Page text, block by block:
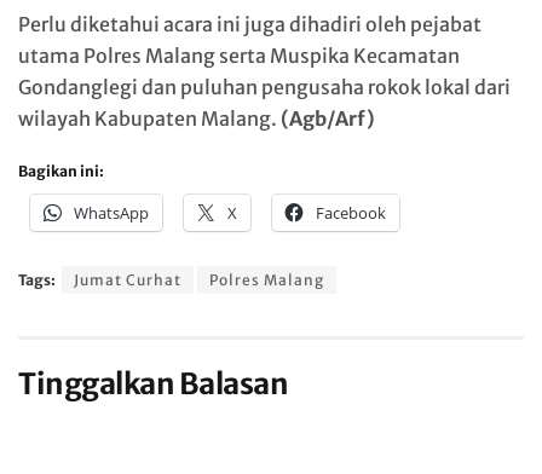
Perlu diketahui acara ini juga dihadiri oleh pejabat
utama Polres Malang serta Muspika Kecamatan
Gondanglegi dan puluhan pengusaha rokok lokal dari
wilayah Kabupaten Malang. (Agb/Arf)
Bagikan ini:
WhatsApp X Facebook
Tags: Jumat Curhat Polres Malang
Tinggalkan Balasan